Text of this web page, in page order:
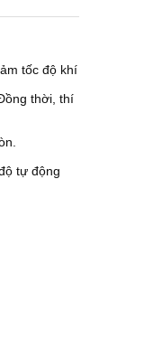
tốc độ khí
thời, thí
tự động